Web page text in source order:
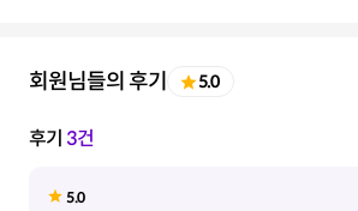
회원님들의 후기 5.0
후기 3건
5.0